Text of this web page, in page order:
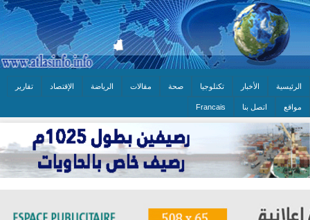
الرئيسية الأخبار تكنلوجيا صحة مقالات الرياضة الإقتصاد تقارير
مواقع اتصل بنا Francais